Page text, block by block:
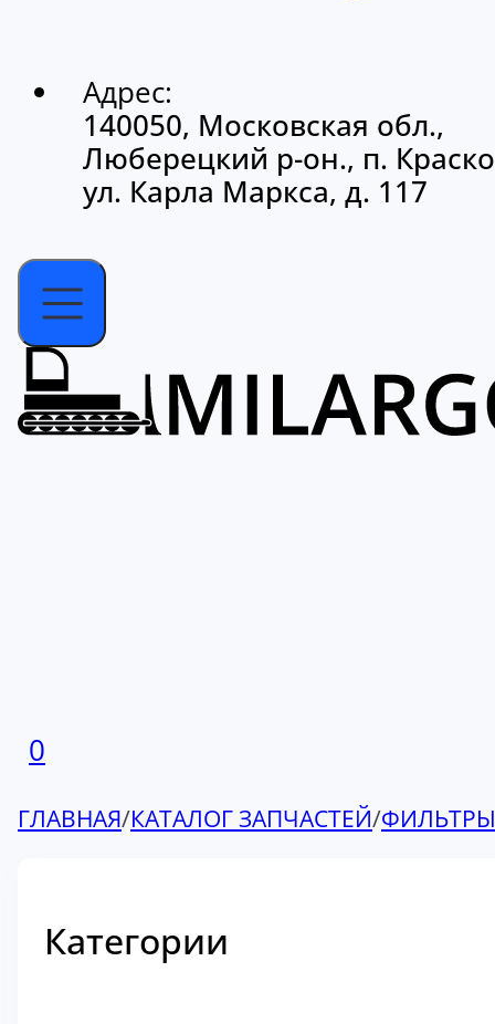
Адрес:
140050, Московская обл.,
Люберецкий р-он., п.
ул. Карла Маркса, д. 117
0
ГЛАВНАЯ/КАТАЛОГ ЗАПЧАСТЕЙ/ФИЛЬТРЫ
Категории